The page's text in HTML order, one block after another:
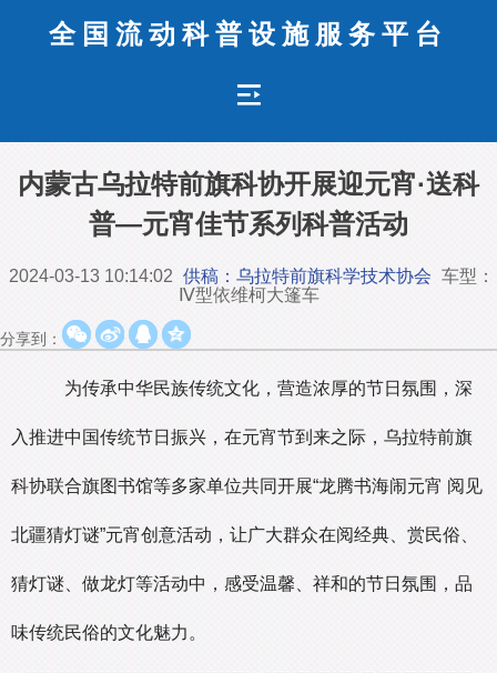
全国流动科普设施服务平台
内蒙古乌拉特前旗科协开展迎元宵·送科
普—元宵佳节系列科普活动
2024-03-13 10:14:02 供稿：乌拉特前旗科学技术协会 车型：
Ⅳ型依维柯大篷车
分享到：
为传承中华民族传统文化，营造浓厚的节日氛围，深
入推进中国传统节日振兴，在元宵节到来之际，乌拉特前旗
科协联合旗图书馆等多家单位共同开展“龙腾书海闹元宵 阅见
北疆猜灯谜”元宵创意活动，让广大群众在阅经典、赏民俗、
猜灯谜、做龙灯等活动中，感受温馨、祥和的节日氛围，品
味传统民俗的文化魅力。